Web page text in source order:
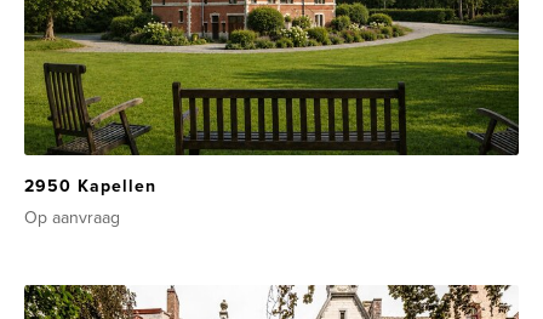
2950 Kapellen
Op aanvraag